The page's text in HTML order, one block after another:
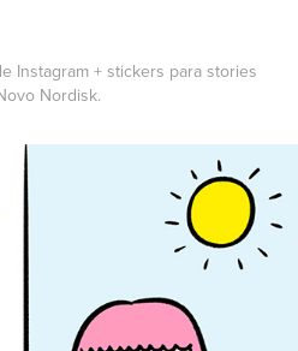
Instagram + stickers para stories
Nordisk.